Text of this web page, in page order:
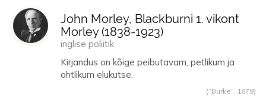
John Morley, Blackburni 1. vikont
Morley (1838-1923)
inglise poliitik
Kirjandus on kõige peibutavam, petlikum ja
ohtlikum elukutse.
(“Burke”, 1879)